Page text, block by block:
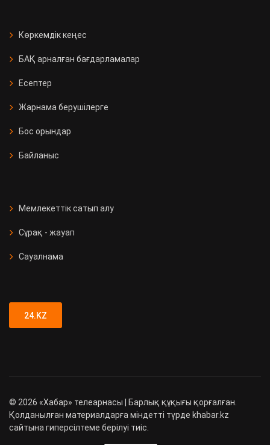
Көркемдік кеңес
БАҚ арналған бағдарламалар
Есептер
Жарнама берушілерге
Бос орындар
Байланыс
Мемлекеттік сатып алу
Сұрақ - жауап
Сауалнама
24.KZ
© 2026 «Хабар» телеарнасы | Барлық құқығы қорғалған.
Қолданылған материалдарға міндетті түрде khabar.kz
сайтына гиперсілтеме берілуі тиіс.